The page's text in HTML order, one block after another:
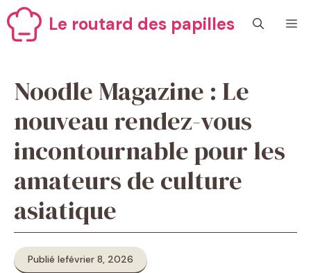
Aller
au
contenu
Le routard des papilles
Noodle Magazine : Le
nouveau rendez-vous
incontournable pour les
amateurs de culture
asiatique
Publié lefévrier 8, 2026